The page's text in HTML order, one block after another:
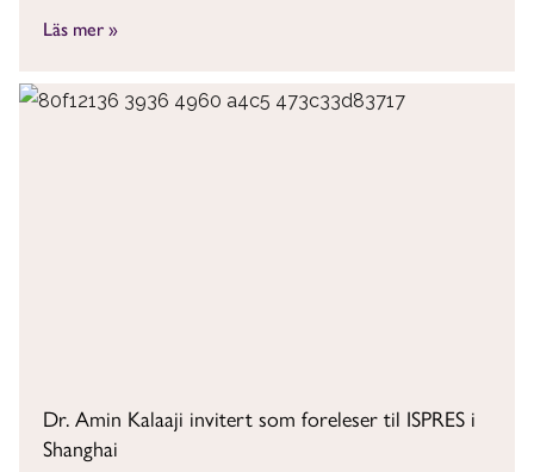
Läs mer »
Dr. Amin Kalaaji invitert som foreleser til ISPRES i
Shanghai